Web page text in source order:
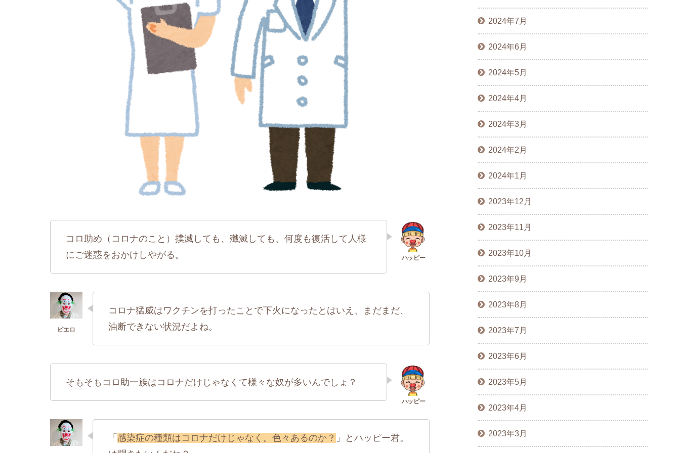
コロ助め（コロナのこと）撲滅しても、殲滅しても、何度も復活して人様
にご迷惑をおかけしやがる。
コロナ猛威はワクチンを打ったことで下火になったとはいえ、まだまだ、
油断できない状況だよね。
そもそもコロ助一族はコロナだけじゃなくて様々な奴が多いんでしょ？
「 感染症の種類はコロナだけじゃなく。色々あるのか？ 」とハッピー君。
2024年7月
2024年6月
2024年5月
2024年4月
2024年3月
2024年2月
2024年1月
2023年12月
2023年11月
2023年10月
2023年9月
2023年8月
2023年7月
2023年6月
2023年5月
2023年4月
2023年3月